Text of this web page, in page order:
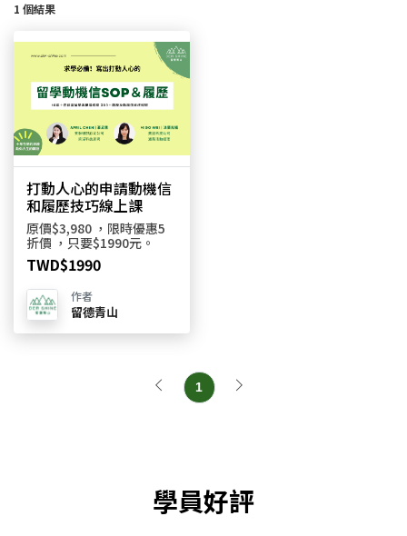
1 個結果
打動人心的申請動機信
和履歷技巧線上課
原價$3,980 ，限時優惠5
折價 ，只要$1990元。
TWD$1990
作者
留德青山
1
學員好評